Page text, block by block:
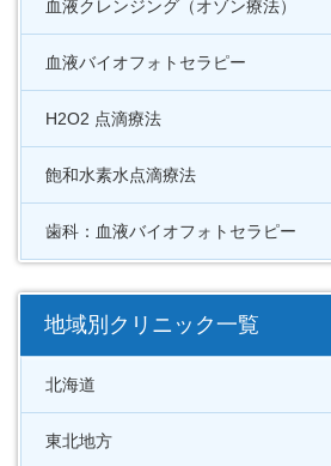
血液クレンジング（オゾン療法）
血液バイオフォトセラピー
H2O2 点滴療法
飽和水素水点滴療法
歯科：血液バイオフォトセラピー
地域別クリニック一覧
北海道
東北地方